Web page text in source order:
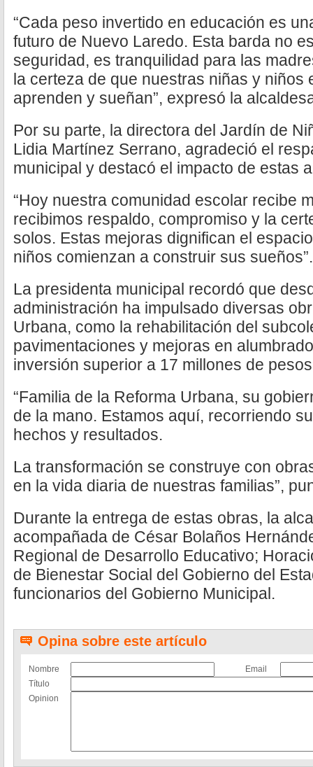
“Cada peso invertido en educación es
futuro de Nuevo Laredo. Esta barda no
seguridad, es tranquilidad para las
la certeza de que nuestras niñas y niños
aprenden y sueñan”, expresó la
Por su parte, la directora del Jardín de
Lidia Martínez Serrano, agradeció el
municipal y destacó el impacto de estas
“Hoy nuestra comunidad escolar recibe
recibimos respaldo, compromiso y la
solos. Estas mejoras dignifican el
niños comienzan a construir sus sueños”.
La presidenta municipal recordó que
administración ha impulsado diversas
Urbana, como la rehabilitación del
pavimentaciones y mejoras en
inversión superior a 17 millones de
“Familia de la Reforma Urbana, su
de la mano. Estamos aquí, recorriendo
hechos y resultados.
La transformación se construye con
en la vida diaria de nuestras familias”,
Durante la entrega de estas obras, la
acompañada de César Bolaños
Regional de Desarrollo Educativo;
de Bienestar Social del Gobierno del
funcionarios del Gobierno Municipal.
Opina sobre este artículo
Nombre
Email
Título
Opinion